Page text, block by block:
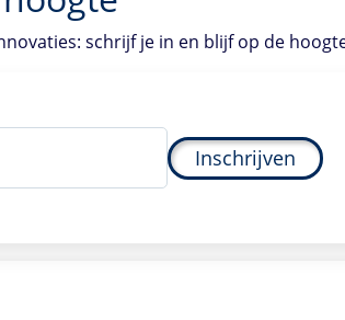
schrijf je in en blijf op de
Inschrijven